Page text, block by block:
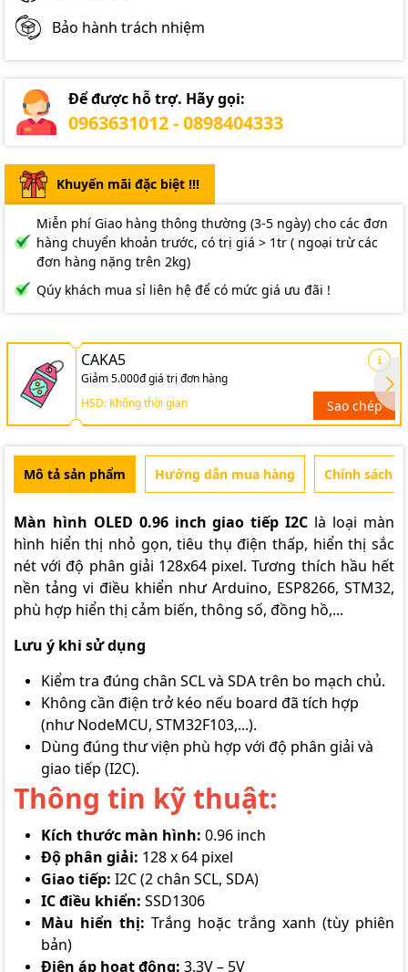
Bảo hành trách nhiệm
Để được hỗ trợ. Hãy gọi:
0963631012 - 0898404333
Khuyến mãi đặc biệt !!!
Miễn phí Giao hàng thông thường (3-5 ngày) cho các đơn
hàng chuyển khoản trước, có trị giá > 1tr ( ngoại trừ các
đơn hàng nặng trên 2kg)
Qúy khách mua sỉ liên hệ để có mức giá ưu đãi !
CAKA5
Giảm 5.000đ giá trị đơn hàng
HSD: Không thời gian
Sao chép
Mô tả sản phẩm Hướng dẫn mua hàng Chính sách
Màn hình OLED 0.96 inch giao tiếp I2C là loại màn
hình hiển thị nhỏ gọn, tiêu thụ điện thấp, hiển thị sắc
nét với độ phân giải 128x64 pixel. Tương thích hầu hết
nền tảng vi điều khiển như Arduino, ESP8266, STM32,
phù hợp hiển thị cảm biến, thông số, đồng hồ,...
Lưu ý khi sử dụng
Kiểm tra đúng chân SCL và SDA trên bo mạch chủ.
Không cần điện trở kéo nếu board đã tích hợp
(như NodeMCU, STM32F103,...).
Dùng đúng thư viện phù hợp với độ phân giải và
giao tiếp (I2C).
Thông tin kỹ thuật:
Kích thước màn hình: 0.96 inch
Độ phân giải: 128 x 64 pixel
Giao tiếp: I2C (2 chân SCL, SDA)
IC điều khiển: SSD1306
Màu hiển thị: Trắng hoặc trắng xanh (tùy phiên
bản)
Điện áp hoạt động: 3.3V – 5V